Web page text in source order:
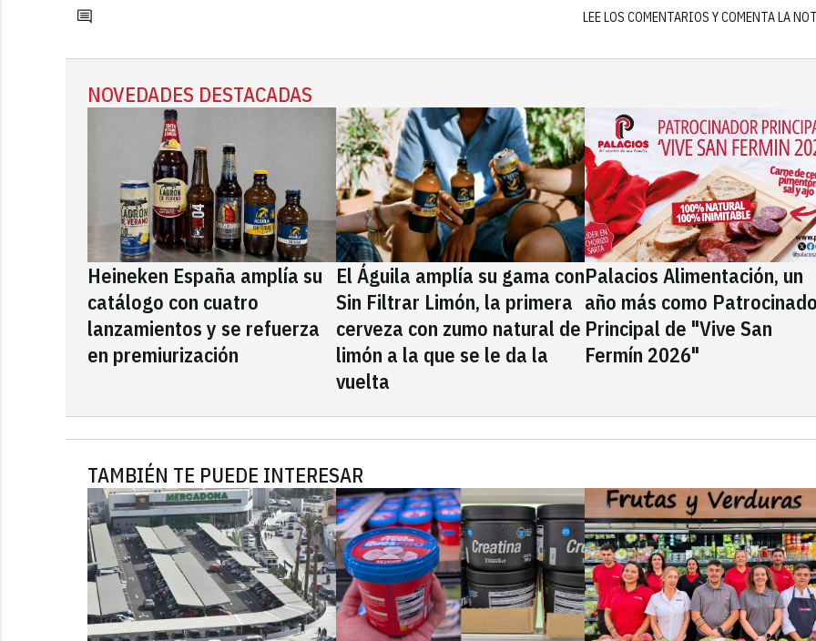
LEE LOS COMENTARIOS Y COMENTA LA
NOVEDADES DESTACADAS
Heineken España amplía su
catálogo con cuatro
lanzamientos y se refuerza
en premiurización
El Águila amplía su gama con
Sin Filtrar Limón, la primera
cerveza con zumo natural de
limón a la que se le da la
vuelta
Palacios Alimentación, un
año más como
Principal de "Vive San
Fermín 2026"
TAMBIÉN TE PUEDE INTERESAR